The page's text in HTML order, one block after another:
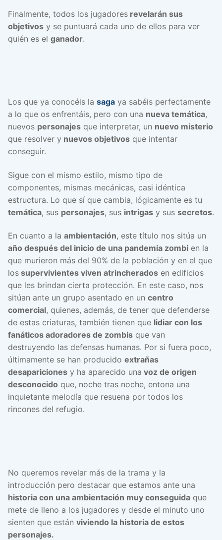
Finalmente, todos los jugadores revelarán sus
objetivos y se puntuará cada uno de ellos para ver
quién es el ganador.
Los que ya conocéis la saga ya sabéis perfectamente
a lo que os enfrentáis, pero con una nueva temática,
nuevos personajes que interpretar, un nuevo misterio
que resolver y nuevos objetivos que intentar
conseguir.
Sigue con el mismo estilo, mismo tipo de
componentes, mismas mecánicas, casi idéntica
estructura. Lo que sí que cambia, lógicamente es tu
temática, sus personajes, sus intrigas y sus secretos.
En cuanto a la ambientación, este título nos sitúa un
año después del inicio de una pandemia zombi en la
que murieron más del 90% de la población y en el que
los supervivientes viven atrincherados en edificios
que les brindan cierta protección. En este caso, nos
sitúan ante un grupo asentado en un centro
comercial, quienes, además, de tener que defenderse
de estas criaturas, también tienen que lidiar con los
fanáticos adoradores de zombis que van
destruyendo las defensas humanas. Por si fuera poco,
últimamente se han producido extrañas
desapariciones y ha aparecido una voz de origen
desconocido que, noche tras noche, entona una
inquietante melodía que resuena por todos los
rincones del refugio.
No queremos revelar más de la trama y la
introducción pero destacar que estamos ante una
historia con una ambientación muy conseguida que
mete de lleno a los jugadores y desde el minuto uno
sienten que están viviendo la historia de estos
personajes.